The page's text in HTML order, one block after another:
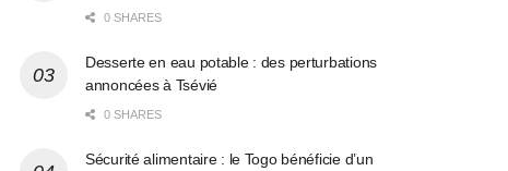
0 SHARES
Desserte en eau potable : des perturbations
annoncées à Tsévié
0 SHARES
Sécurité alimentaire : le Togo bénéficie d’un